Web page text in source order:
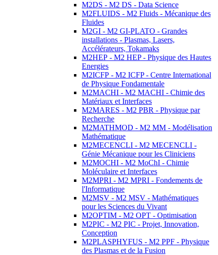
M2DS - M2 DS - Data Science
M2FLUIDS - M2 Fluids - Mécanique des
Fluides
M2GI - M2 GI-PLATO - Grandes
installations - Plasmas, Lasers,
Accélérateurs, Tokamaks
M2HEP - M2 HEP - Physique des Hautes
Energies
M2ICFP - M2 ICFP - Centre International
de Physique Fondamentale
M2MACHI - M2 MACHI - Chimie des
Matériaux et Interfaces
M2MARES - M2 PBR - Physique par
Recherche
M2MATHMOD - M2 MM - Modélisation
Mathématique
M2MECENCLI - M2 MECENCLI -
Génie Mécanique pour les Cliniciens
M2MOCHI - M2 MoChI - Chimie
Moléculaire et Interfaces
M2MPRI - M2 MPRI - Fondements de
l'Informatique
M2MSV - M2 MSV - Mathématiques
pour les Sciences du Vivant
M2OPTIM - M2 OPT - Optimisation
M2PIC - M2 PIC - Projet, Innovation,
Conception
M2PLASPHYFUS - M2 PPF - Physique
des Plasmas et de la Fusion